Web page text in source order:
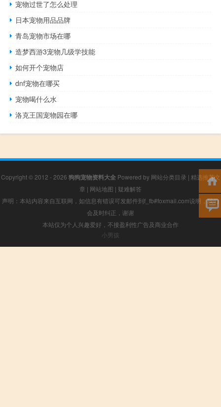
宠物过世了怎么处理
日本宠物用品品牌
青岛宠物市场在哪
造梦西游3宠物几级学技能
如何开个宠物店
dnf宠物在哪买
宠物喝什么水
洛克王国宠物园在哪
Copyright © 2012 - 2026 狗狗宠物资料大全Powered by 网站分类目录 | 精选推荐文
章 | 网站地图 | 疑难解答
声明：本站内容来自互联网，如信息有错误可发邮件到f_fb#foxmail.com说明，我们
会及时纠正，谢谢
本站仅为个人兴趣爱好，不接盈利性广告及商业合作
小男孩